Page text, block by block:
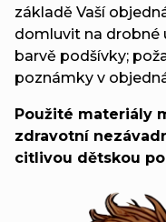
základě Vaší
domluvit na drobné
barvě podšívky;
poznámky v
Použité materiály
zdravotní
citlivou dětskou